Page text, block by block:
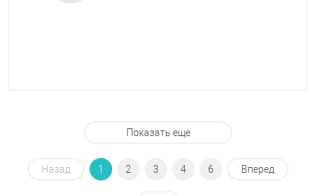
Показать еще
Назад 1 2 3 4 6 Вперед